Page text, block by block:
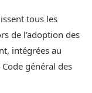
tous les
de l’adoption des
intégrées au
général des